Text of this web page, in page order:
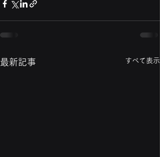
最新記事 すべて表示